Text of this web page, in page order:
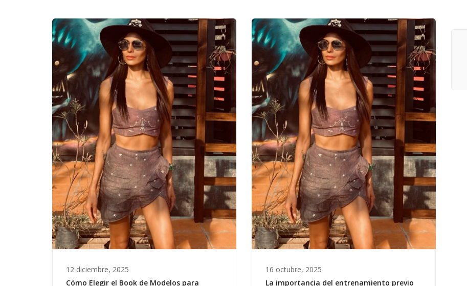
12 diciembre, 2025
Cómo Elegir el Book de Modelos para
16 octubre, 2025
La importancia del entrenamiento previo